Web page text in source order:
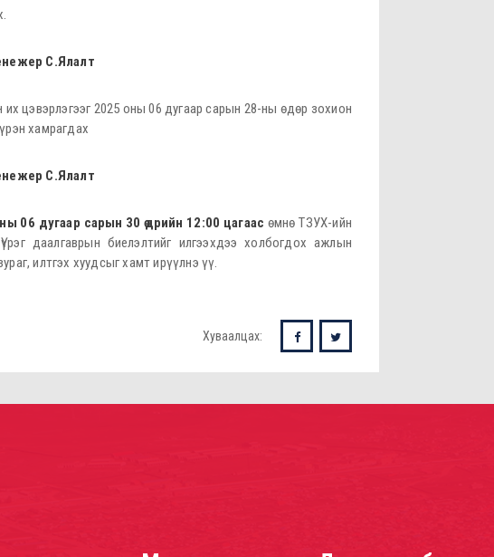
С.Ялалт
их цэвэрлэгээг 2025 оны 06 дугаар сарын 28-ны өдөр зохион
хамрагдах
С.Ялалт
дугаар сарын 30 өдрийн 12:00 цагаас өмнө ТЗУХ-ийн
даалгаврын биелэлтийг илгээхдээ холбогдох ажлын
илтгэх хуудсыг хамт ирүүлнэ үү.
Хуваалцах: